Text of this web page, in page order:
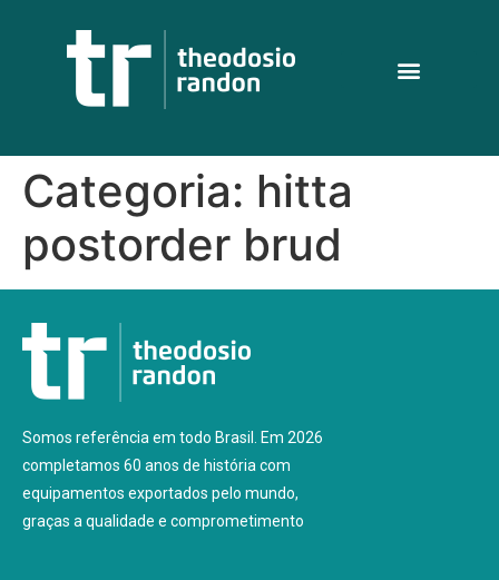
Categoria: hitta
postorder brud
Somos referência em todo Brasil. Em 2026
completamos 60 anos de história com
equipamentos exportados pelo mundo,
graças a qualidade e comprometimento